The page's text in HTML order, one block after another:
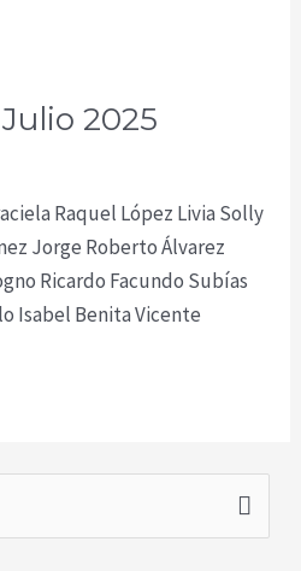
2025
Raquel López Livia Solly
Jorge Roberto Álvarez
Ricardo Facundo Subías
Isabel Benita Vicente